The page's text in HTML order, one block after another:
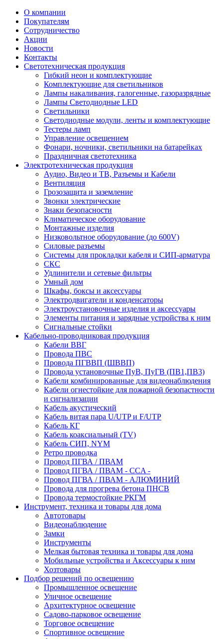
О компании
Покупателям
Сотрудничество
Акции
Новости
Контакты
Светотехническая продукция
Гибкий неон и комплектующие
Комплектующие для светильников
Лампы накаливания, галогенные, газоразрядные
Лампы Светодиодные LED
Светильники
Светодиодные модули, ленты и комплектующие
Тестеры ламп
Управление освещением
Фонари, ночники, светильники на батарейках
Праздничная светотехника
Электротехническая продукция
Аудио, Видео и ТВ, Разъемы и Кабели
Вентиляция
Грозозащита и заземление
Звонки электрические
Знаки безопасности
Климатическое оборудование
Монтажные изделия
Низковольтное оборудование (до 600V)
Силовые разъемы
Системы для прокладки кабеля и СИП-арматура
СКС
Удлинители и сетевые фильтры
Умный дом
Шкафы, боксы и аксессуары
Электродвигатели и конденсаторы
Электроустановочные изделия и аксессуары
Элементы питания и зарядные устройства к ним
Сигнальные стойки
Кабельно-проводниковая продукция
Кабели ВВГ
Провода ПВС
Провода ПГВВП (ШВВП)
Провода установочные ПуВ, ПуГВ (ПВ1,ПВ3)
Кабели комбинированные для видеонаблюдения
Кабели огнестойкие для пожарной безопастности
и сигнализации
Кабель акустический
Кабель витая пара U/UTP и F/UTP
Кабель КГ
Кабель коаксиальный (TV)
Кабель СИП, NYM
Ретро проводка
Провод ПГВА / ПВАМ
Провод ПГВА / ПВАМ - CCA -
Провод ПГВА / ПВАМ - АЛЮМИНИЙ
Провода для прогрева бетона ПНСВ
Провода термостойкие РКГМ
Инструмент, техника и товары для дома
Автотовары
Видеонаблюдение
Замки
Инструменты
Мелкая бытовая техника и товары для дома
Мобильные устройства и Аксессуары к ним
Хозтовары
Подбор решений по освещению
Промышленное освещение
Уличное освещение
Архитектурное освещение
Садово-парковое освещение
Торговое освещение
Спортивное освещение